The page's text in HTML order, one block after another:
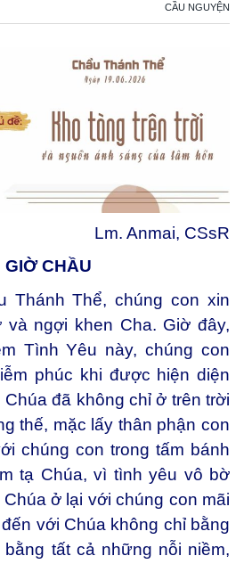
CẦU NGUYỆN
Lm. Anmai, CSsR
CHẦU
Thánh Thể, chúng con xin
và ngợi khen Cha. Giờ đây,
Tình Yêu này, chúng con
phúc khi được hiện diện
đã không chỉ ở trên trời
thế, mặc lấy thân phận con
chúng con trong tấm bánh
tạ Chúa, vì tình yêu vô bờ
Chúa ở lại với chúng con mãi
với Chúa không chỉ bằng
tất cả những nỗi niềm,